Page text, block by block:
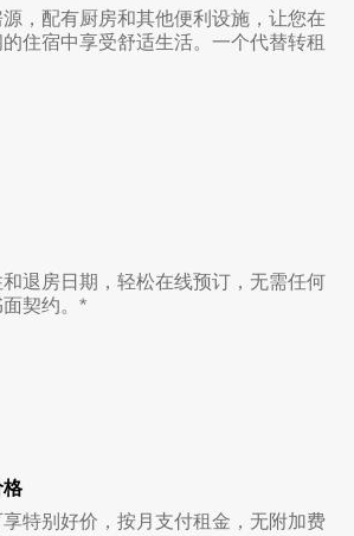
，配有厨房和其他便利设施，让您在
住宿中享受舒适生活。一个代替转租
退房日期，轻松在线预订，无需任何
契约。*
特别好价，按月支付租金，无附加费